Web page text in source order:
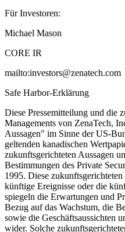
Für Investoren:
Michael Mason
CORE IR
mailto:investors@zenatech.com
Safe Harbor-Erklärung
Diese Pressemitteilung und die
Managements von ZenaTech,
Aussagen" im Sinne der US-
geltenden kanadischen
zukunftsgerichteten Aussagen
Bestimmungen des Private
1995. Diese
künftige Ereignisse oder die
spiegeln die Erwartungen und
Bezug auf das Wachstum, die
sowie die Geschäftsaussichten
wider. Solche